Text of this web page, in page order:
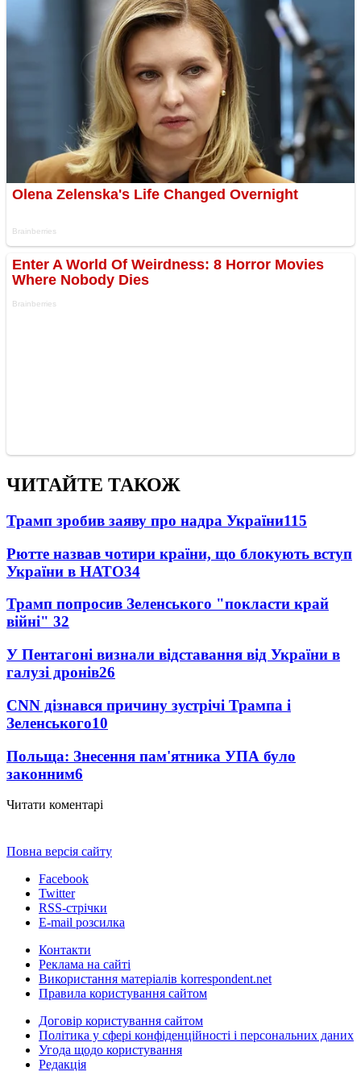
ЧИТАЙТЕ ТАКОЖ
Трамп зробив заяву про надра України115
Рютте назвав чотири країни, що блокують вступ
України в НАТО34
Трамп попросив Зеленського "покласти край
війні" 32
У Пентагоні визнали відставання від України в
галузі дронів26
CNN дізнався причину зустрічі Трампа і
Зеленського10
Польща: Знесення пам'ятника УПА було
законним6
Читати коментарі
Повна версія сайту
Facebook
Twitter
RSS-стрічки
E-mail розсилка
Контакти
Реклама на сайті
Використання матеріалів korrespondent.net
Правила користування сайтом
Договір користування сайтом
Політика у сфері конфіденційності і персональних даних
Угода щодо користування
Редакція